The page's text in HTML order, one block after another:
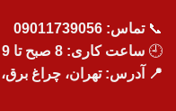
📞تماس: 09011739056
🕘 ساعت کاری: 8 صبح تا 9 شب
📍 آدرس: تهران، چراغ برق،